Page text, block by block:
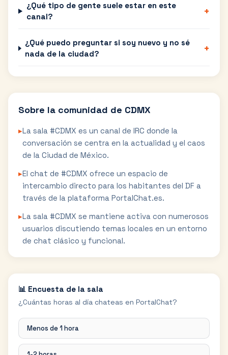
¿Qué tipo de gente suele estar en este
canal?
+
¿Qué puedo preguntar si soy nuevo y no sé
nada de la ciudad?
+
Sobre la comunidad de CDMX
▸La sala #CDMX es un canal de IRC donde la
conversación se centra en la actualidad y el caos
de la Ciudad de México.
▸El chat de #CDMX ofrece un espacio de
intercambio directo para los habitantes del DF a
través de la plataforma PortalChat.es.
▸La sala #CDMX se mantiene activa con numerosos
usuarios discutiendo temas locales en un entorno
de chat clásico y funcional.
📊 Encuesta de la sala
¿Cuántas horas al día chateas en PortalChat?
Menos de 1 hora